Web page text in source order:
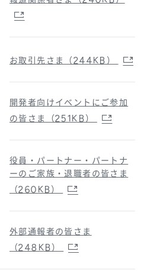
お取引先さま（244KB）
開発者向けイベントにご参加
の皆さま（251KB）
役員・パートナー・パートナ
ーのご家族・退職者の皆さま
（260KB）
外部通報者の皆さま
（248KB）